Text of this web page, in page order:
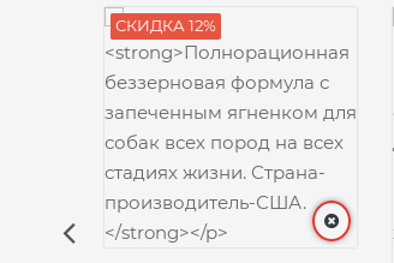
СКИДКА 12%